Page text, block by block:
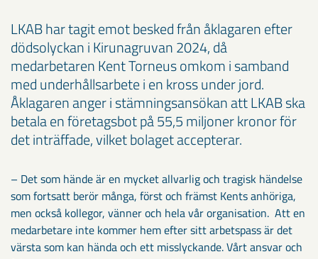
LKAB har tagit emot besked från åklagaren efter
dödsolyckan i Kirunagruvan 2024, då
medarbetaren Kent Torneus omkom i samband
med underhållsarbete i en kross under jord.
Åklagaren anger i stämningsansökan att LKAB ska
betala en företagsbot på 55,5 miljoner kronor för
det inträffade, vilket bolaget accepterar.
– Det som hände är en mycket allvarlig och tragisk händelse
som fortsatt berör många, först och främst Kents anhöriga,
men också kollegor, vänner och hela vår organisation. Att en
medarbetare inte kommer hem efter sitt arbetspass är det
värsta som kan hända och ett misslyckande. Vårt ansvar och